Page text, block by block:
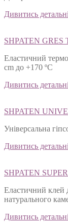
Дивитись
SHPATEN GRES
Еластичний
cm до +170 ºС
Дивитись
SHPATEN
Універсальна
Дивитись
SHPATEN
Еластичний клей
натурального
Дивитись